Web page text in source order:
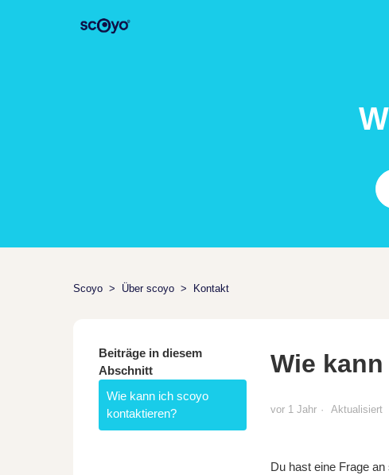
Scoyo Über scoyo Kontakt
Beiträge in diesem
Abschnitt
Wie kann ich scoyo
kontaktieren?
Wie
vor 1 Jahr Aktualisiert
Du hast eine Frage